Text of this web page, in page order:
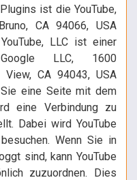
ist die YouTube,
CA 94066, USA
LLC ist einer
LLC, 1600
View, CA 94043, USA
Sie eine Seite mit dem
eine Verbindung zu
Dabei wird YouTube
Wenn Sie in
sind, kann YouTube
zuzuordnen. Dies